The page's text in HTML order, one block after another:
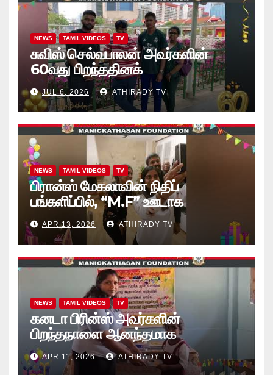
NEWS TAMIL VIDEOS TV
சுவிஸ் செல்வபாலன் அவர்களின்
60வது பிறந்ததினக்
கொண்டாட்டத்தில், அப்பியாசக்
கொப்பிகள் வழங்கல்.. வீடியோ
JUL 6, 2026 ATHIRADY TV
NEWS TAMIL VIDEOS TV
பிரான்ஸ் மேகலாவின் நிதிப்
பங்களிப்பில், “M.F” ஊடாக
“கற்றலுக்கான அப்பியாசக்
கொப்பிகள்” வழங்கல் வீடியோ
APR 13, 2026 ATHIRADY TV
NEWS TAMIL VIDEOS TV
கனடா பிரின்ஸ் அவர்களின்
பிறந்தநாளை ஆனந்தமாக
கொண்டாடினார்கள் தாயக உறவுகள்..
(வீடியோ)
APR 11, 2026 ATHIRADY TV